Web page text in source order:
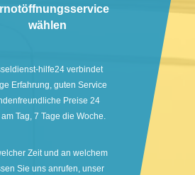
wählen
hilfe24 verbindet
Erfahrung, guten Service
Preise 24
Tag, 7 Tage die Woche.
Zeit und an welchem
Sie uns anrufen, unser